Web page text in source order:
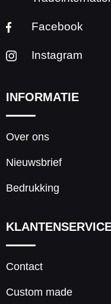
Facebook
Instagram
INFORMATIE
Over ons
Nieuwsbrief
Bedrukking
Contact
Custom made